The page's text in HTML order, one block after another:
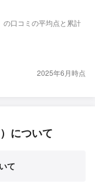
の口コミの平均点と累計
2025年6月時点
について
て